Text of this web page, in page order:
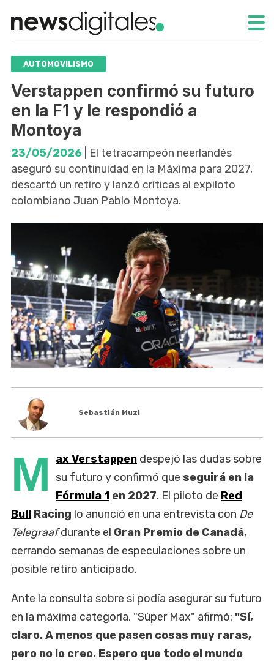
AUTOMOVILISMO
Verstappen confirmó su futuro
en la F1 y le respondió a
Montoya
23/05/2026 | El tetracampeón neerlandés
aseguró su continuidad en la Máxima para 2027,
descartó un retiro y lanzó críticas al expiloto
colombiano Juan Pablo Montoya.
Sebastián Muzi
M ax Verstappen despejó las dudas sobre
su futuro y confirmó que seguirá en la
Fórmula 1 en 2027. El piloto de Red
Bull Racing lo anunció en una entrevista con De
Telegraafdurante el Gran Premio de Canadá,
cerrando semanas de especulaciones sobre un
posible retiro anticipado.
Ante la consulta sobre si podía asegurar su futuro
en la máxima categoría, "Súper Max" afirmó: "Sí,
claro. A menos que pasen cosas muy raras,
pero no lo creo. Espero que todo el mundo